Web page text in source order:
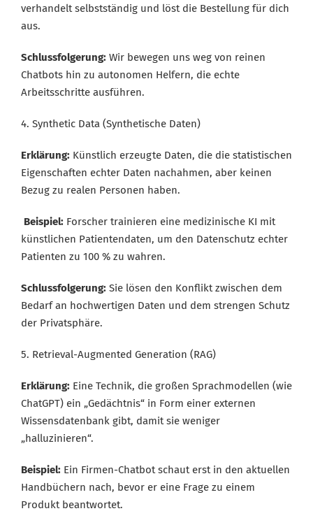
verhandelt selbstständig und löst die Bestellung für dich
aus.
Schlussfolgerung: Wir bewegen uns weg von reinen
Chatbots hin zu autonomen Helfern, die echte
Arbeitsschritte ausführen.
4. Synthetic Data (Synthetische Daten)
Erklärung: Künstlich erzeugte Daten, die die statistischen
Eigenschaften echter Daten nachahmen, aber keinen
Bezug zu realen Personen haben.
Beispiel: Forscher trainieren eine medizinische KI mit
künstlichen Patientendaten, um den Datenschutz echter
Patienten zu 100 % zu wahren.
Schlussfolgerung: Sie lösen den Konflikt zwischen dem
Bedarf an hochwertigen Daten und dem strengen Schutz
der Privatsphäre.
5. Retrieval-Augmented Generation (RAG)
Erklärung: Eine Technik, die großen Sprachmodellen (wie
ChatGPT) ein „Gedächtnis“ in Form einer externen
Wissensdatenbank gibt, damit sie weniger
„halluzinieren“.
Beispiel: Ein Firmen-Chatbot schaut erst in den aktuellen
Handbüchern nach, bevor er eine Frage zu einem
Produkt beantwortet.